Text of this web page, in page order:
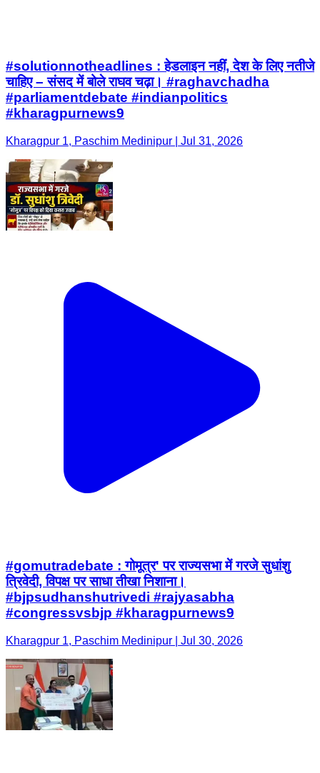
#solutionnotheadlines : हेडलाइन नहीं, देश के लिए नतीजे
चाहिए – संसद में बोले राघव चढ़ा। #raghavchadha
#parliamentdebate #indianpolitics
#kharagpurnews9
Kharagpur 1, Paschim Medinipur | Jul 31, 2026
#gomutradebate : गोमूत्र' पर राज्यसभा में गरजे सुधांशु
त्रिवेदी, विपक्ष पर साधा तीखा निशाना।
#bjpsudhanshutrivedi #rajyasabha
#congressvsbjp #kharagpurnews9
Kharagpur 1, Paschim Medinipur | Jul 30, 2026